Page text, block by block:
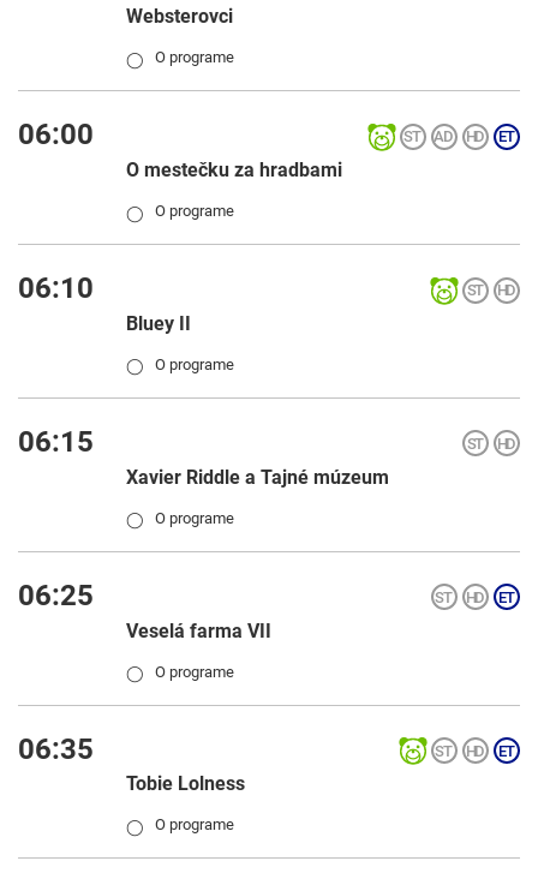
Websterovci
◯ O programe
06:00
O mestečku za hradbami
◯ O programe
06:10
Bluey II
◯ O programe
06:15
Xavier Riddle a Tajné múzeum
◯ O programe
06:25
Veselá farma VII
◯ O programe
06:35
Tobie Lolness
◯ O programe